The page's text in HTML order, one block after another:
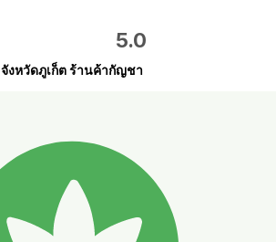
5.0
จังหวัดภูเก็ต ร้านค้ากัญชา